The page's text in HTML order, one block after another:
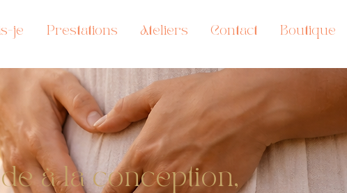
je Prestations Ateliers Contact Boutique
à la conception,